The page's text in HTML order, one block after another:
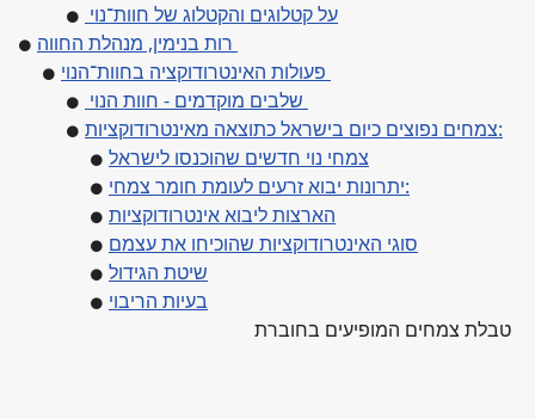
על קטלוגים והקטלוג של חוות־נוי
צמחים נפוצים כיום בישראל כתוצאה מאינטרודוקציות:
צמחי נוי חדשים שהוכנסו לישראל
יתרונות יבוא זרעים לעומת חומר צמחי:
הארצות ליבוא אינטרודוקציות
סוגי האינטרודוקציות שהוכיחו את עצמם
שיטת הגידול
בעיות הריבוי